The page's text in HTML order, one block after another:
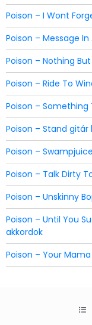
Poison – I Wont
Poison – Message
Poison – Nothing
Poison – Ride To
Poison – Something
Poison – Stand
Poison –
Poison – Talk Dirty
Poison – Unskinny
Poison – Until You
akkordok
Poison – Your